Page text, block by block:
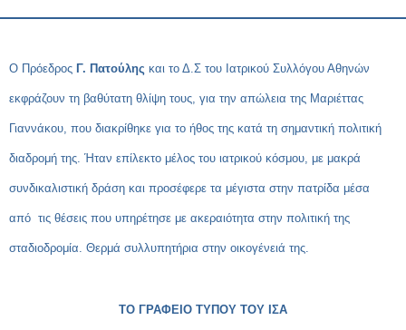
Ο Πρόεδρος Γ. Πατούλης και το Δ.Σ του Ιατρικού Συλλόγου Αθηνών
εκφράζουν τη βαθύτατη θλίψη τους, για την απώλεια της Μαριέττας
Γιαννάκου, που διακρίθηκε για το ήθος της κατά τη σημαντική πολιτική
διαδρομή της. Ήταν επίλεκτο μέλος του ιατρικού κόσμου, με μακρά
συνδικαλιστική δράση και προσέφερε τα μέγιστα στην πατρίδα μέσα
από τις θέσεις που υπηρέτησε με ακεραιότητα στην πολιτική της
σταδιοδρομία. Θερμά συλλυπητήρια στην οικογένειά της.
ΤΟ ΓΡΑΦΕΙΟ ΤΥΠΟΥ ΤΟΥ ΙΣΑ